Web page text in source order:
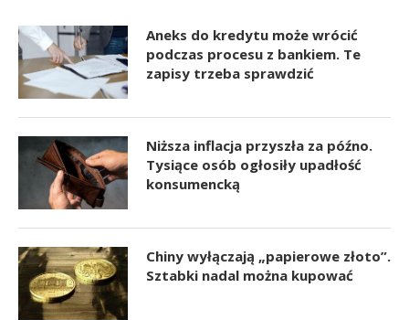
Aneks do kredytu może wrócić
podczas procesu z bankiem. Te
zapisy trzeba sprawdzić
Niższa inflacja przyszła za późno.
Tysiące osób ogłosiły upadłość
konsumencką
Chiny wyłączają „papierowe złoto”.
Sztabki nadal można kupować